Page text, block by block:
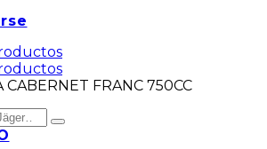
CABERNET FRANC 750CC